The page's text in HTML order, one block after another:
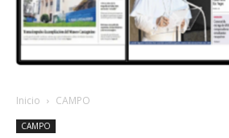
Inicio CAMPO
CAMPO